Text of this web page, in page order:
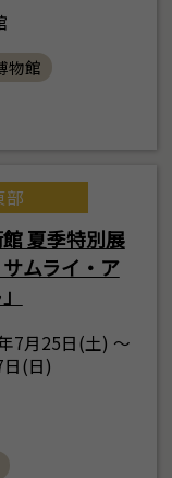
物館
部
夏季特別展
ムライ・ア
7月25日(土) ～
(日)